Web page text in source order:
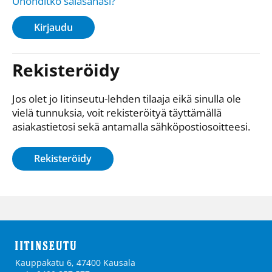
Kirjaudu
Rekisteröidy
Jos olet jo Iitinseutu-lehden tilaaja eikä sinulla ole
vielä tunnuksia, voit rekisteröityä täyttämällä
asiakastietosi sekä antamalla sähkö­posti­osoitteesi.
Rekisteröidy
Kauppakatu 6, 47400 Kausala